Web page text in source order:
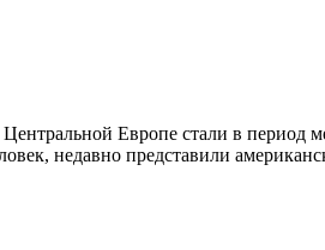
Европе стали в период
недавно представили